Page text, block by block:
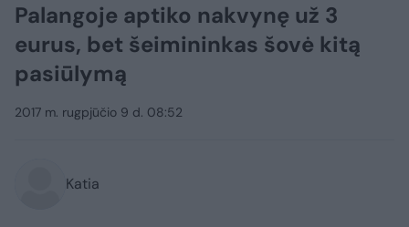
Palangoje aptiko nakvynę už 3
eurus, bet šeimininkas šovė kitą
pasiūlymą
2017 m. rugpjūčio 9 d. 08:52
Katia